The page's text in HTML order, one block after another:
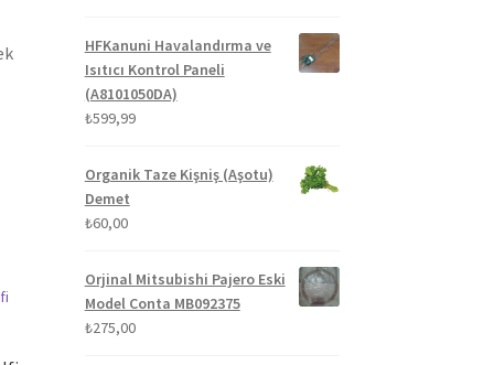
HFKanuni Havalandırma ve
Isıtıcı Kontrol Paneli
(A8101050DA)
₺599,99
Organik Taze Kişniş (Aşotu)
Demet
₺60,00
Orjinal Mitsubishi Pajero Eski
Model Conta MB092375
₺275,00